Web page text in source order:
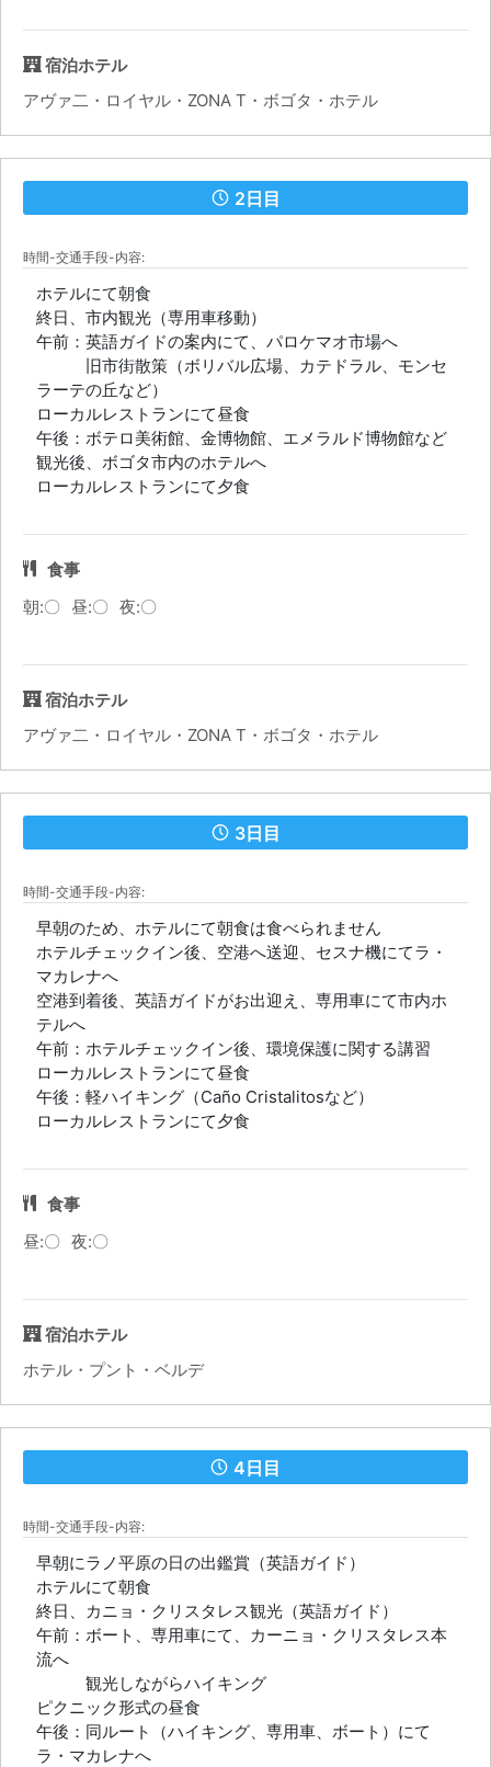
宿泊ホテル
アヴァ二・ロイヤル・ZONA T・ボゴタ・ホテル
2日目
時間-交通手段-内容:
ホテルにて朝食
終日、市内観光（専用車移動）
午前：英語ガイドの案内にて、パロケマオ市場へ
旧市街散策（ボリバル広場、カテドラル、モンセ
ラーテの丘など）
ローカルレストランにて昼食
午後：ボテロ美術館、金博物館、エメラルド博物館など
観光後、ボゴタ市内のホテルへ
ローカルレストランにて夕食
食事
朝:〇 昼:〇 夜:〇
宿泊ホテル
アヴァ二・ロイヤル・ZONA T・ボゴタ・ホテル
3日目
時間-交通手段-内容:
早朝のため、ホテルにて朝食は食べられません
ホテルチェックイン後、空港へ送迎、セスナ機にてラ・
マカレナへ
空港到着後、英語ガイドがお出迎え、専用車にて市内ホ
テルへ
午前：ホテルチェックイン後、環境保護に関する講習
ローカルレストランにて昼食
午後：軽ハイキング（Caño Cristalitosなど）
ローカルレストランにて夕食
食事
昼:〇 夜:〇
宿泊ホテル
ホテル・プント・ベルデ
4日目
時間-交通手段-内容:
早朝にラノ平原の日の出鑑賞（英語ガイド）
ホテルにて朝食
終日、カニョ・クリスタレス観光（英語ガイド）
午前：ボート、専用車にて、カーニョ・クリスタレス本
流へ
観光しながらハイキング
ピクニック形式の昼食
午後：同ルート（ハイキング、専用車、ボート）にて
ラ・マカレナへ